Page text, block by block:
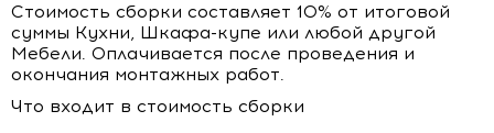
Стоимость сборки составляет 10% от итоговой
суммы Кухни, Шкафа-купе или любой другой
Мебели. Оплачивается после проведения и
окончания монтажных работ.
Что входит в стоимость сборки